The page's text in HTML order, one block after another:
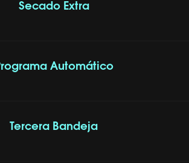
Secado Extra
Automático
Tercera Bandeja